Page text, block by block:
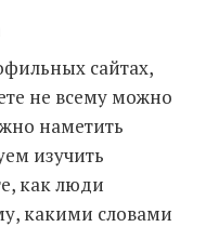
сайтах,
не всему можно
наметить
изучить
как люди
какими словами